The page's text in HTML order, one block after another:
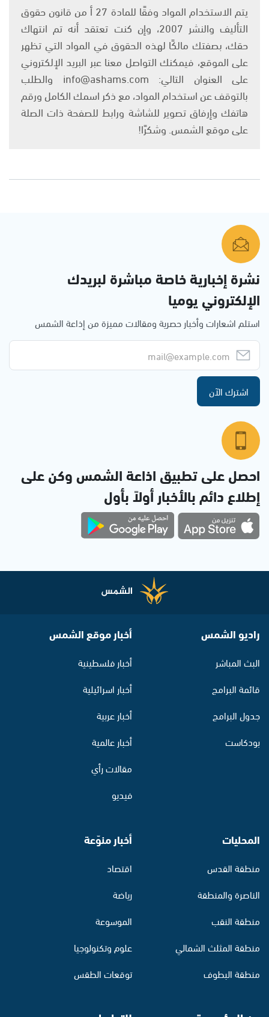
يتم الاستخدام المواد وفقًا للمادة 27 أ من قانون حقوق
التأليف والنشر 2007، وإن كنت تعتقد أنه تم انتهاك
حقك، بصفتك مالكًا لهذه الحقوق في المواد التي تظهر
على الموقع، فيمكنك التواصل معنا عبر البريد الإلكتروني
على العنوان التالي: info@ashams.com والطلب
بالتوقف عن استخدام المواد، مع ذكر اسمك الكامل ورقم
هاتفك وإرفاق تصوير للشاشة ورابط للصفحة ذات الصلة
على موقع الشمس. وشكرًا!
نشرة إخبارية خاصة مباشرة لبريدك
الإلكتروني يوميا
استلم اشعارات وأخبار حصرية ومقالات مميزة من إذاعة الشمس
اشترك الآن
احصل على تطبيق اذاعة الشمس وكن على
إطلاع دائم بالأخبار أولاً بأول
راديو الشمس
البث المباشر
قائمة البرامج
جدول البرامج
بودكاست
أخبار موقع الشمس
أخبار فلسطينية
أخبار اسرائيلية
أخبار عربية
أخبار عالمية
مقالات رأي
فيديو
المحليات
منطقة القدس
الناصرة والمنطقة
منطقة النقب
منطقة المثلث الشمالي
منطقة البطوف
أخبار منوّعة
اقتصاد
رياضة
الموسوعة
علوم وتكنولوجيا
توقعات الطقس